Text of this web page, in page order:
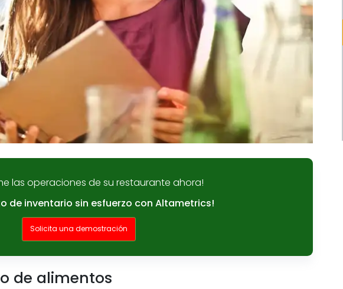
las operaciones de su restaurante ahora!
de inventario sin esfuerzo con Altametrics!
Solicita una demostración
de alimentos